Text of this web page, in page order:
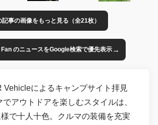
記事の画像をもっと見る（全21枚）
のニュースをGoogle検索で優先表示→
Vehicleによるキャンプサイト拝見
アウトドアを楽しむスタイルは、
で十人十色。クルマの装備を充実